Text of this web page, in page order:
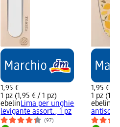
1,95 €
1 pz (1,95 € / 1 pz)
ebelinLima per unghie
levigante assort., 1 pz
(97)
1,95 €
1 pz
ebelin